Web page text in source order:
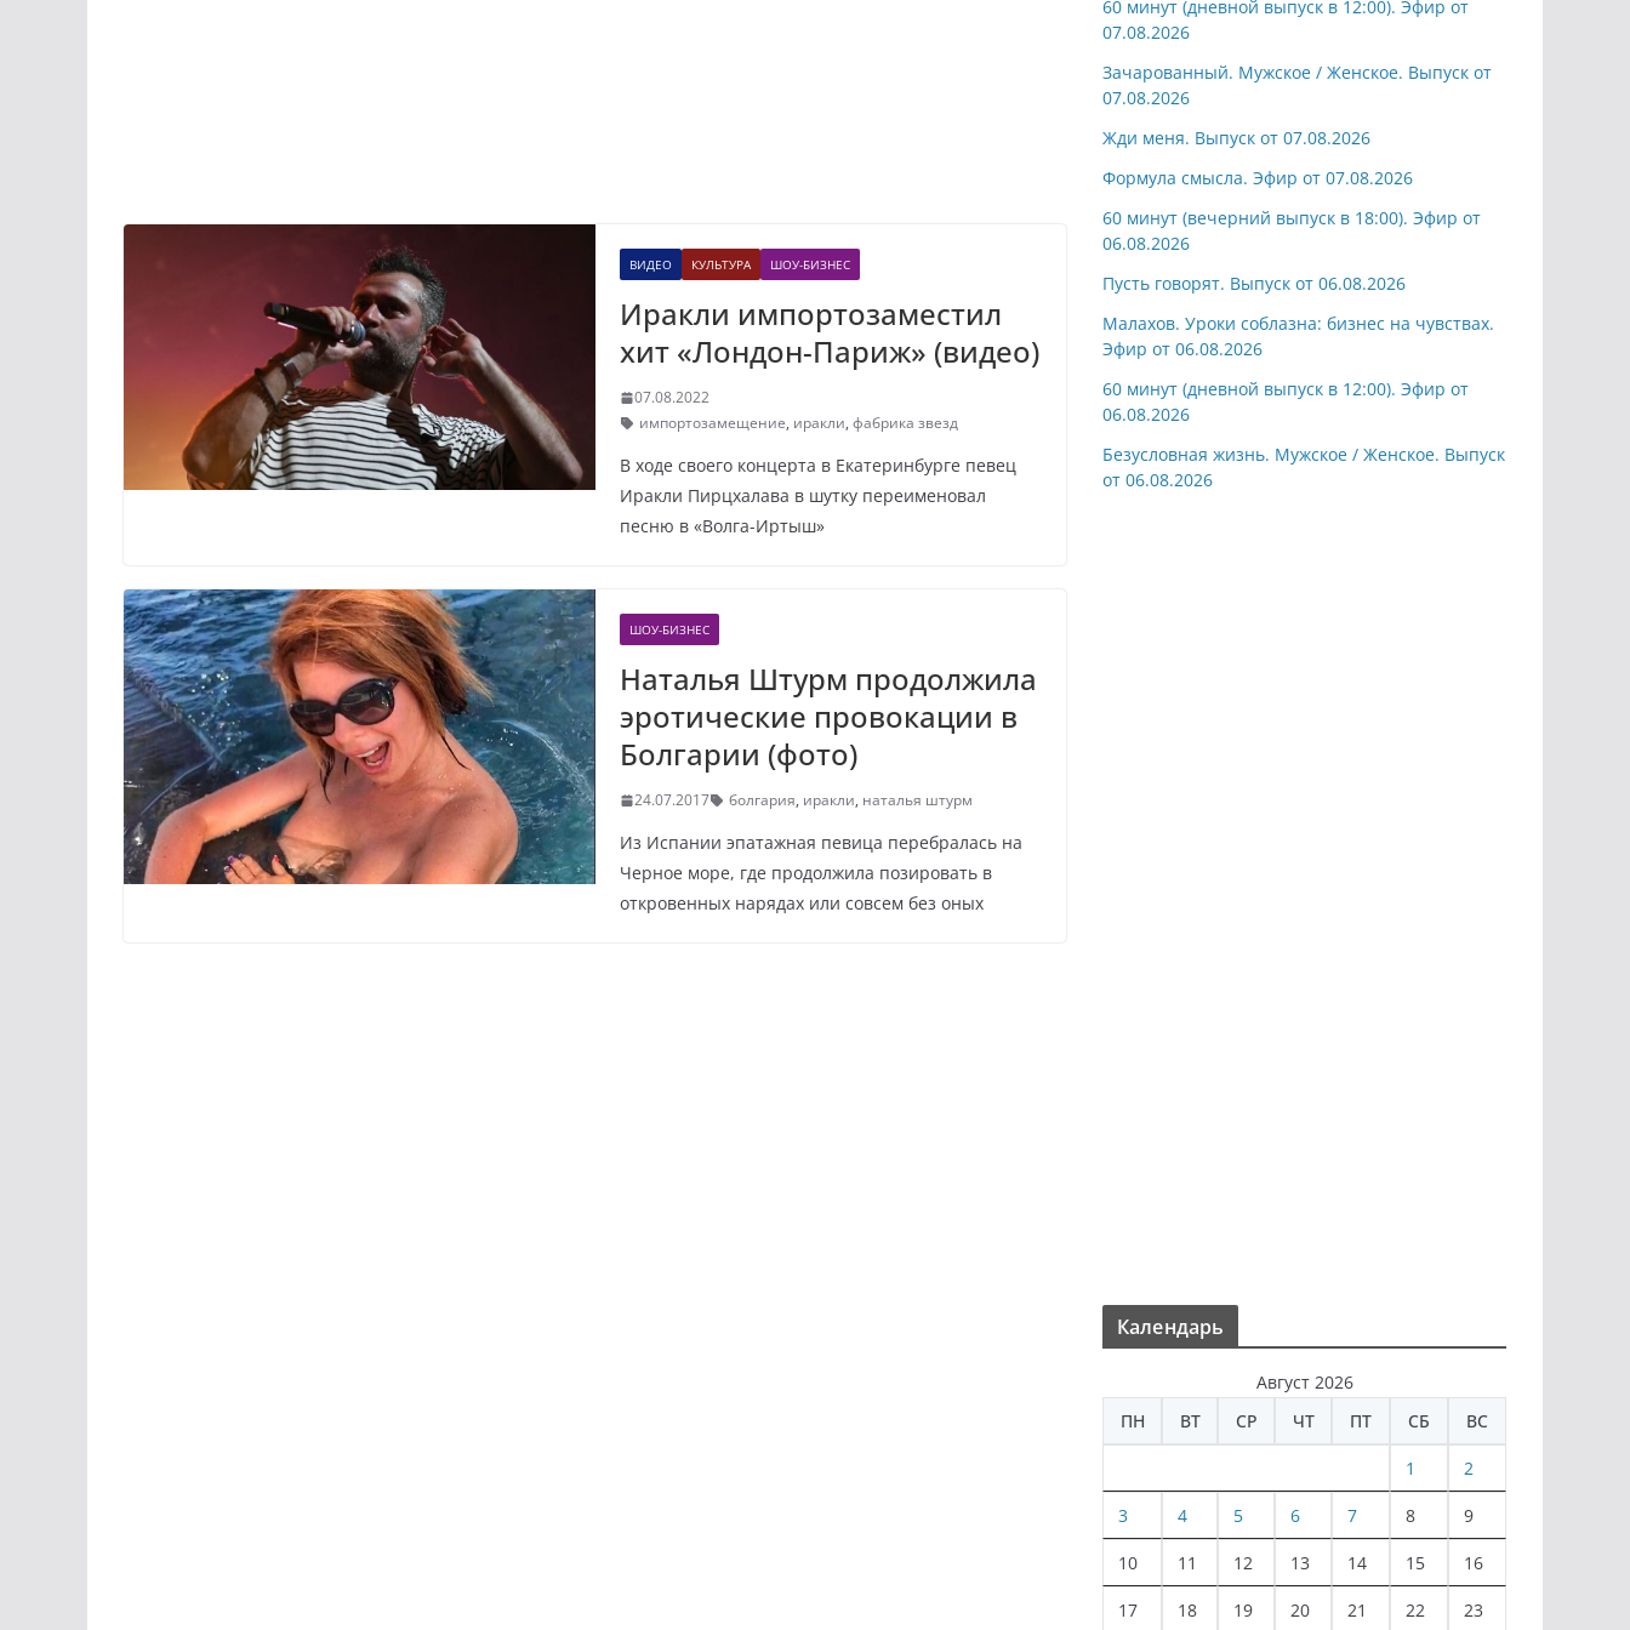
ВИДЕО КУЛЬТУРА ШОУ-БИЗНЕС
Иракли импортозаместил
хит «Лондон-Париж» (видео)
07.08.2022
импортозамещение, иракли, фабрика звезд
В ходе своего концерта в Екатеринбурге певец
Иракли Пирцхалава в шутку переименовал
песню в «Волга-Иртыш»
ШОУ-БИЗНЕС
Наталья Штурм продолжила
эротические провокации в
Болгарии (фото)
24.07.2017 болгария, иракли, наталья штурм
Из Испании эпатажная певица перебралась на
Черное море, где продолжила позировать в
откровенных нарядах или совсем без оных
60 минут (дневной выпуск в 12:00). Эфир от
07.08.2026
Зачарованный. Мужское / Женское. Выпуск от
07.08.2026
Жди меня. Выпуск от 07.08.2026
Формула смысла. Эфир от 07.08.2026
60 минут (вечерний выпуск в 18:00). Эфир от
06.08.2026
Пусть говорят. Выпуск от 06.08.2026
Малахов. Уроки соблазна: бизнес на чувствах.
Эфир от 06.08.2026
60 минут (дневной выпуск в 12:00). Эфир от
06.08.2026
Безусловная жизнь. Мужское / Женское. Выпуск
от 06.08.2026
Календарь
Август 2026
ПН
ВТ СР ЧТ ПТ СБ ВС
1 2
3 4 5 6 7 8 9
10 11 12 13 14 15 16
17 18 19 20 21 22 23